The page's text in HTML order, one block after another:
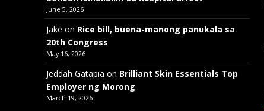
June 5, 2026
Jake on Rice bill, buena-manong panukala sa
20th Congress
May 16, 2026
Jeddah Gatapia on Brilliant Skin Essentials Top
Employer ng Morong
March 19, 2026